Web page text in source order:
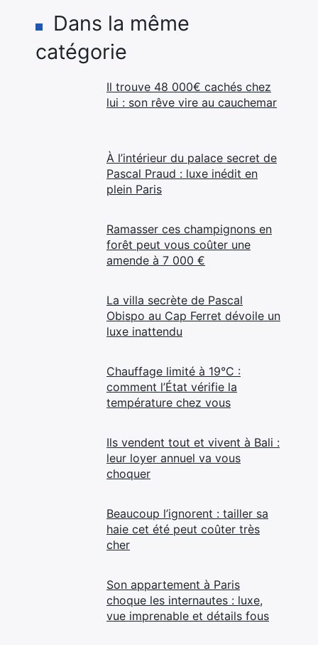
Dans la même
catégorie
Il trouve 48 000€ cachés chez
lui : son rêve vire au cauchemar
À l’intérieur du palace secret de
Pascal Praud : luxe inédit en
plein Paris
Ramasser ces champignons en
forêt peut vous coûter une
amende à 7 000 €
La villa secrète de Pascal
Obispo au Cap Ferret dévoile un
luxe inattendu
Chauffage limité à 19°C :
comment l’État vérifie la
température chez vous
Ils vendent tout et vivent à Bali :
leur loyer annuel va vous
choquer
Beaucoup l’ignorent : tailler sa
haie cet été peut coûter très
cher
Son appartement à Paris
choque les internautes : luxe,
vue imprenable et détails fous